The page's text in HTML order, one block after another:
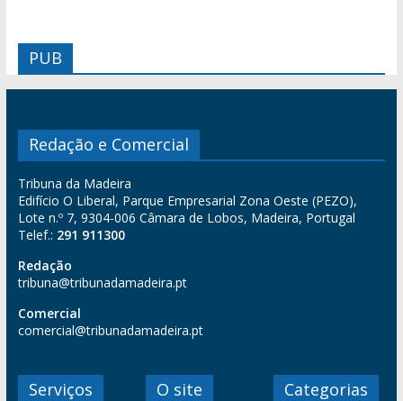
PUB
Redação e Comercial
Tribuna da Madeira
Edifício O Liberal, Parque Empresarial Zona Oeste (PEZO),
Lote n.º 7, 9304-006 Câmara de Lobos, Madeira, Portugal
Telef.: 291 911300
Redação
tribuna@tribunadamadeira.pt
Comercial
comercial@tribunadamadeira.pt
Serviços O site Categorias